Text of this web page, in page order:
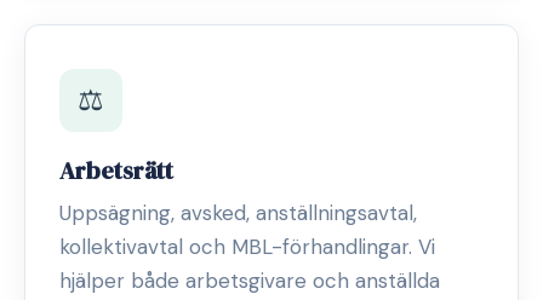
⚖️
Arbetsrätt
Uppsägning, avsked, anställningsavtal,
kollektivavtal och MBL-förhandlingar. Vi
hjälper både arbetsgivare och anställda